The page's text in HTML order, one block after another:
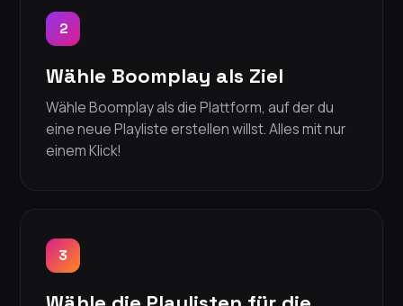
2
Wähle Boomplay als Ziel
Wähle Boomplay als die Plattform, auf der du
eine neue Playliste erstellen willst. Alles mit nur
einem Klick!
3